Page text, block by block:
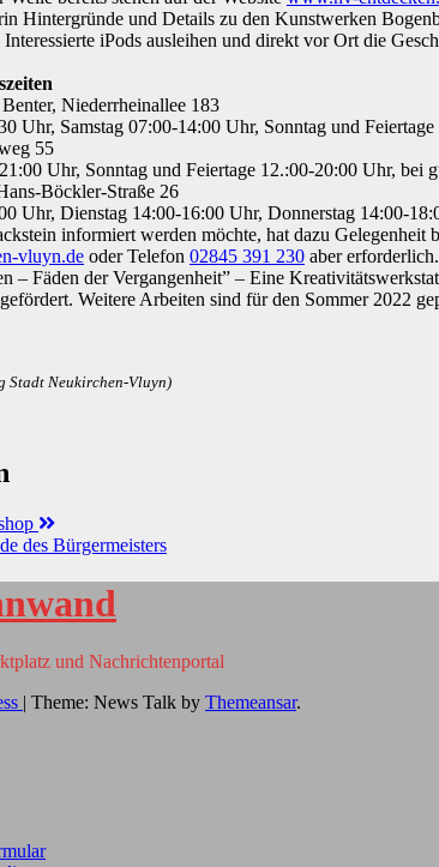
Hintergründe und Details zu den Kunstwerken
iPods ausleihen und direkt vor Ort die
Niederrheinallee 183
Uhr, Samstag 07:00-14:00 Uhr, Sonntag und
55
Uhr, Sonntag und Feiertage 12.:00-20:00 Uhr,
Böckler-Straße 26
Uhr, Dienstag 14:00-16:00 Uhr, Donnerstag 14:00-
informiert werden möchte, hat dazu Gelegenheit
vluyn.de oder Telefon 02845 391 230 aber erforderlich.
– Fäden der Vergangenheit” – Eine
Weitere Arbeiten sind für den Sommer 2022
Stadt Neukirchen-Vluyn)
des Bürgermeisters
und Nachrichtenportal
| Theme: News Talk by Themeansar.